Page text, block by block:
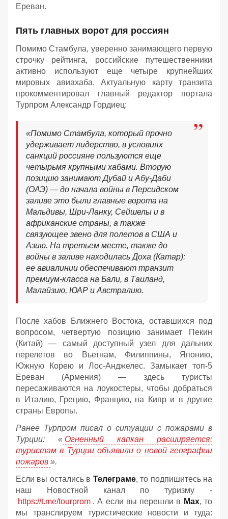
Ереван.
Пять главных ворот для россиян
Помимо Стамбула, уверенно занимающего первую
строчку рейтинга, российские путешественники
активно используют еще четыре крупнейших
мировых авиахаба. Актуальную карту транзита
прокомментировал главный редактор портала
Турпром Александр Гордиец:
«Помимо Стамбула, который прочно
удерживает лидерство, в условиях
санкций россияне пользуются еще
четырьмя крупными хабами. Вторую
позицию занимают Дубай и Абу-Даби
(ОАЭ) — до начала войны в Персидском
заливе это были главные ворота на
Мальдивы, Шри-Ланку, Сейшелы и в
африканские страны, а также
связующее звено для полетов в США и
Азию. На третьем месте, также до
войны в заливе находилась Доха (Катар):
ее авиалинии обеспечивают транзит
премиум-класса на Бали, в Таиланд,
Малайзию, ЮАР и Австралию.
После хабов Ближнего Востока, оставшихся под
вопросом, четвертую позицию занимает Пекин
(Китай) — самый доступный узел для дальних
перелетов во Вьетнам, Филиппины, Японию,
Южную Корею и Лос-Анджелес. Замыкает топ-5
Ереван (Армения) — здесь туристы
пересаживаются на лоукостеры, чтобы добраться
в Италию, Грецию, Францию, на Кипр и в другие
страны Европы.
Ранее Турпром писал о ситуации с пожарами в
Турции: « Огненный капкан расширяется:
туристам в Турции объявили о новой географии
пожаров ».
Если вы остались в Телеграме, то подпишитесь на
наш Новостной канал по туризму -
https://t.me/tourprom . А если вы перешли в Мах, то
мы транслируем туристические новости и туда: